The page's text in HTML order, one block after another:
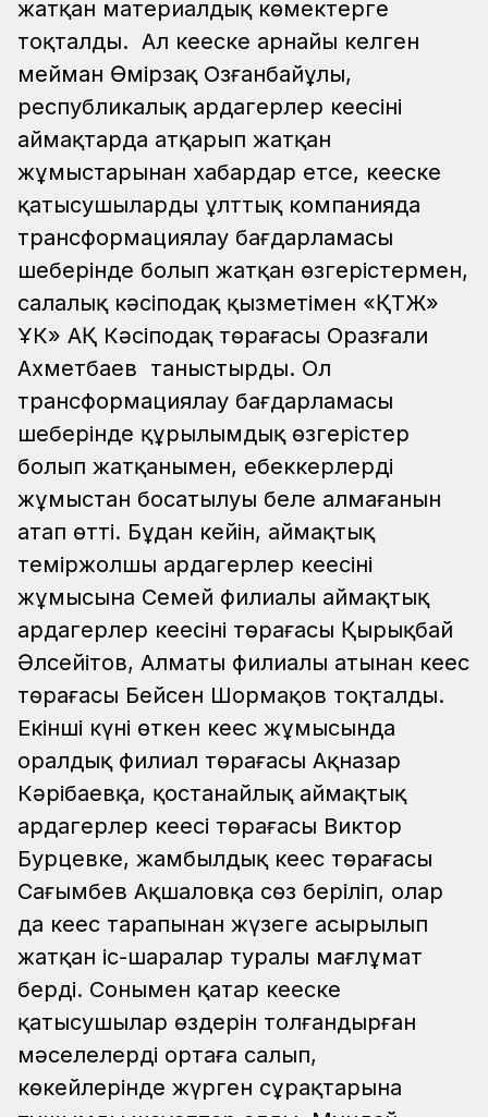
жатқан материалдық көмектерге
тоқталды. Ал кеңеске арнайы келген
мейман Өмірзақ Озғанбайұлы,
республикалық ардагерлер кеңесінің
аймақтарда атқарып жатқан
жұмыстарынан хабардар етсе, кеңеске
қатысушыларды ұлттық компанияда
трансформациялау бағдарламасы
шеңберінде болып жатқан өзгерістермен,
салалық кәсіподақ қызметімен «ҚТЖ»
ҰК» АҚ Кәсіподақ төрағасы Оразғали
Ахметбаев таныстырды. Ол
трансформациялау бағдарламасы
шеңберінде құрылымдық өзгерістер
болып жатқанымен, еңбеккерлердің
жұмыстан босатылуы белең алмағанын
атап өтті. Бұдан кейін, аймақтық
теміржолшы ардагерлер кеңесінің
жұмысына Семей филиалы аймақтық
ардагерлер кеңесінің төрағасы Қырықбай
Әлсейітов, Алматы филиалы атынан кеңес
төрағасы Бейсен Шормақов тоқталды.
Екінші күні өткен кеңес жұмысында
оралдық филиал төрағасы Ақназар
Кәрібаевқа, қостанайлық аймақтық
ардагерлер кеңесі төрағасы Виктор
Бурцевке, жамбылдық кеңес төрағасы
Сағымбев Ақшаловқа сөз беріліп, олар
да кеңес тарапынан жүзеге асырылып
жатқан іс-шаралар туралы мағлұмат
берді. Сонымен қатар кеңеске
қатысушылар өздерін толғандырған
мәселелерді ортаға салып,
көкейлерінде жүрген сұрақтарына